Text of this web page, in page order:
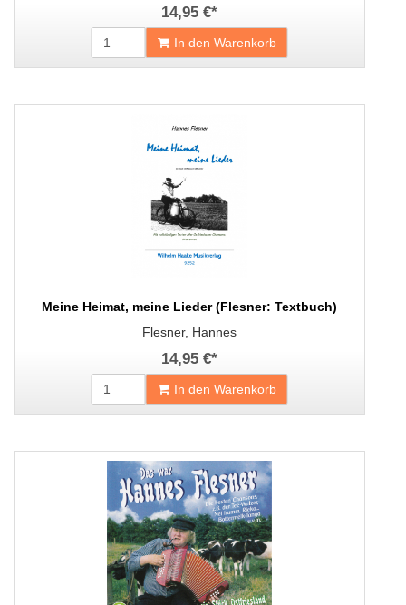
14,95 €*
In den Warenkorb
Meine Heimat, meine Lieder (Flesner: Textbuch)
Flesner, Hannes
14,95 €*
In den Warenkorb